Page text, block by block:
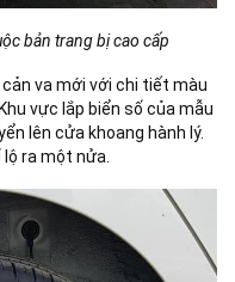
bản trang bị cao cấp
va mới với chi tiết màu
vực lắp biển số của mẫu
lên cửa khoang hành lý.
ra một nửa.